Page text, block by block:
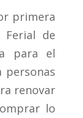
primera
Ferial de
para el
personas
renovar
lo